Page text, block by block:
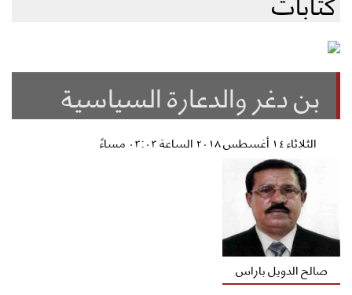
بن دغر والدعارة السياسية
الثلاثاء ١٤ أغسطس ٢٠١٨ الساعة ٠٣:٠٣ مساءً
صالح الدويل باراس